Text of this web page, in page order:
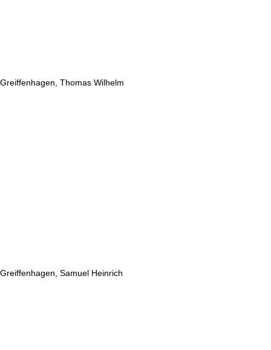
Greiffenhagen, Thomas Wilhelm
Greiffenhagen, Samuel Heinrich